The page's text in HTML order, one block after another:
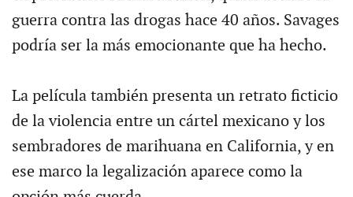
guerra contra las drogas hace 40 años. Savages
podría ser la más emocionante que ha hecho.
La película también presenta un retrato ficticio
de la violencia entre un cártel mexicano y los
sembradores de marihuana en California, y en
ese marco la legalización aparece como la